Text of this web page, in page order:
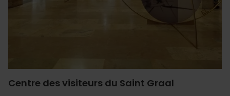
Centre des visiteurs du Saint Graal